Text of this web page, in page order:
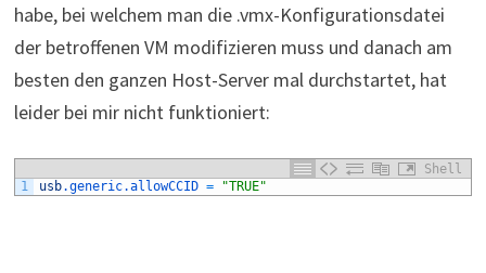
habe, bei welchem man die .vmx-Konfigurationsdatei
der betroffenen VM modifizieren muss und danach am
besten den ganzen Host-Server mal durchstartet, hat
leider bei mir nicht funktioniert:
Shell
1
usb.generic.allowCCID = "TRUE"